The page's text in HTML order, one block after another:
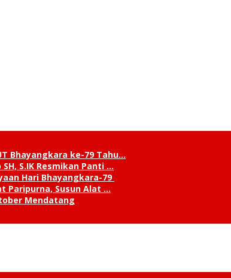
Bhayangkara ke-79 Tahu…
S.IK Resmikan Panti …
Hari Bhayangkara-79
Paripurna, Susun Alat …
Mendatang